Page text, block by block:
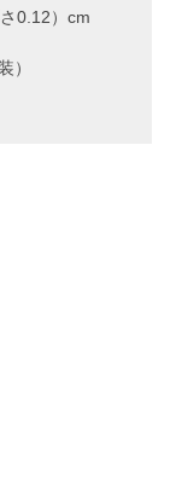
0.12）cm
）